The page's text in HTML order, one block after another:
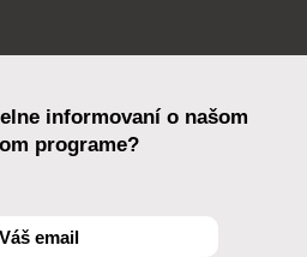
informovaní o našom
programe?